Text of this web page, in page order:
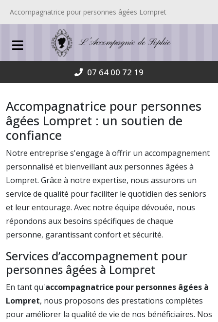
Accompagnatrice pour personnes âgées Lompret
07 64 00 72 19
Accompagnatrice pour personnes
âgées Lompret : un soutien de
confiance
Notre entreprise s'engage à offrir un accompagnement
personnalisé et bienveillant aux personnes âgées à
Lompret. Grâce à notre expertise, nous assurons un
service de qualité pour faciliter le quotidien des seniors
et leur entourage. Avec notre équipe dévouée, nous
répondons aux besoins spécifiques de chaque
personne, garantissant confort et sécurité.
Services d’accompagnement pour
personnes âgées à Lompret
En tant qu'accompagnatrice pour personnes âgées à
Lompret, nous proposons des prestations complètes
pour améliorer la qualité de vie de nos bénéficiaires. Nos